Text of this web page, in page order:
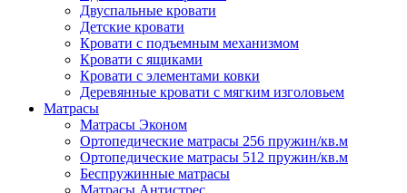
Двуспальные кровати
Детские кровати
Кровати с подъемным механизмом
Кровати с ящиками
Кровати с элементами ковки
Деревянные кровати с мягким изголовьем
Матрасы
Матрасы Эконом
Ортопедические матрасы 256 пружин/кв.м
Ортопедические матрасы 512 пружин/кв.м
Беспружинные матрасы
Матрасы Антистрес